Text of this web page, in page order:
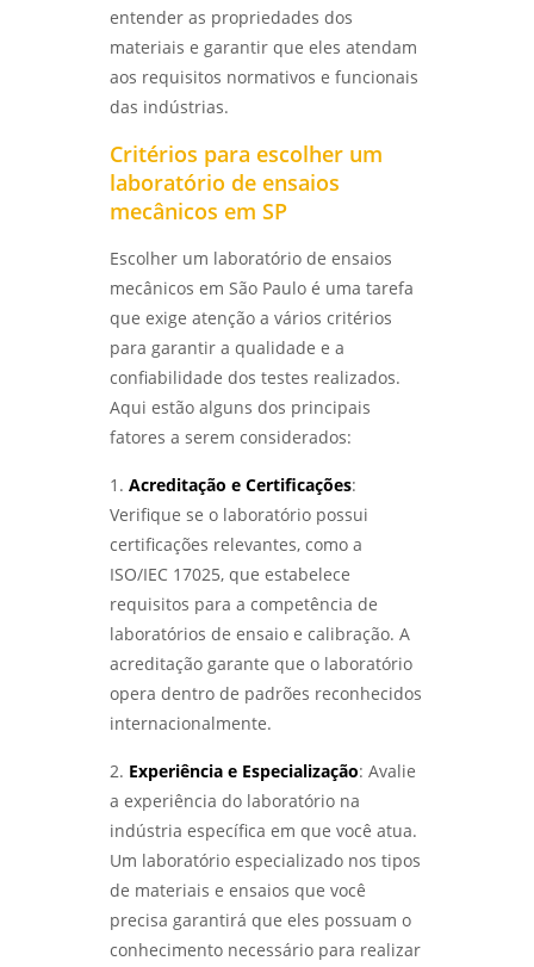
ENSAIO DE CORROSÃO INTERGRANULAR EM
SÃO PAULO: MÉTODOS E IMPORTÂNCIA -
LABMETAL
AUMENTAR A EFICIÊNCIA E CONFORMIDADE -
LABMETAL
REALIZAR E INTERPRETAR RESULTADOS COM
PRECISÃO - LABMETAL
ANÁLISE DE FALHAS EM EQUIPAMENTOS DE
PROCESSO PARA AUMENTAR A EFICIÊNCIA E
REDUZIR CUSTOS - LABMETAL
PAULO: ENTENDA COMO FUNCIONA -
COMO É REALIZADO O ENSAIO DE CORROSÃO
POR PITE EM SP - LABMETAL
MÉTODOS EFICAZES DE ENSAIO DE CORROSÃO
ACELERADA EM SP PARA GARANTIR
QUALIDADE - LABMETAL
ANÁLISE DE FALHAS PARA MANUTENÇÃO EM
SÃO PAULO: CONFIRA AS MELHORES PRÁTICAS
ENSAIO METALOGRÁFICO: COMO ESSA
TÉCNICA REVELA A ESTRUTURA DOS
MATERIAIS METÁLICOS - LABMETAL
LABORATÓRIO METALÚRGICO: COMO
GARANTIR A QUALIDADE E SEGURANÇA DOS
SEUS MATERIAIS - LABMETAL
entender as propriedades dos
materiais e garantir que eles atendam
aos requisitos normativos e funcionais
das indústrias.
Critérios para escolher um
laboratório de ensaios
mecânicos em SP
Escolher um laboratório de ensaios
mecânicos em São Paulo é uma tarefa
que exige atenção a vários critérios
para garantir a qualidade e a
confiabilidade dos testes realizados.
Aqui estão alguns dos principais
fatores a serem considerados:
1. Acreditação e Certificações:
Verifique se o laboratório possui
certificações relevantes, como a
ISO/IEC 17025, que estabelece
requisitos para a competência de
laboratórios de ensaio e calibração. A
acreditação garante que o laboratório
opera dentro de padrões reconhecidos
internacionalmente.
2. Experiência e Especialização: Avalie
a experiência do laboratório na
indústria específica em que você atua.
Um laboratório especializado nos tipos
de materiais e ensaios que você
precisa garantirá que eles possuam o
conhecimento necessário para realizar